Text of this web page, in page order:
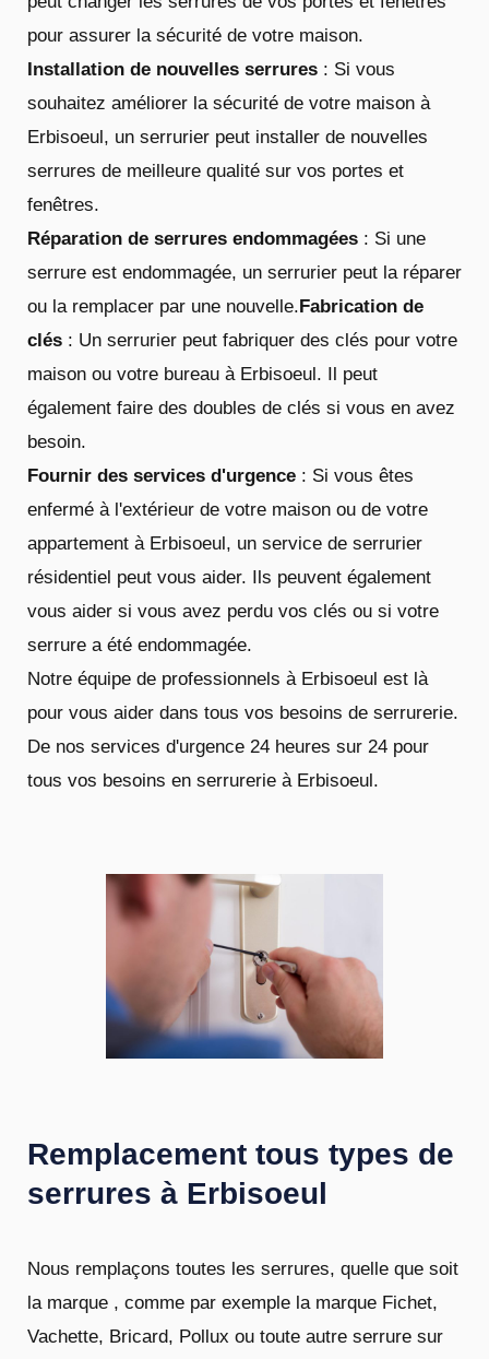
pour assurer la sécurité de votre maison.
Installation de nouvelles serrures : Si vous
souhaitez améliorer la sécurité de votre maison à
Erbisoeul, un serrurier peut installer de nouvelles
serrures de meilleure qualité sur vos portes et
fenêtres.
Réparation de serrures endommagées : Si une
serrure est endommagée, un serrurier peut la réparer
ou la remplacer par une nouvelle.Fabrication de
clés : Un serrurier peut fabriquer des clés pour votre
maison ou votre bureau à Erbisoeul. Il peut
également faire des doubles de clés si vous en avez
besoin.
Fournir des services d'urgence : Si vous êtes
enfermé à l'extérieur de votre maison ou de votre
appartement à Erbisoeul, un service de serrurier
résidentiel peut vous aider. Ils peuvent également
vous aider si vous avez perdu vos clés ou si votre
serrure a été endommagée.
Notre équipe de professionnels à Erbisoeul est là
pour vous aider dans tous vos besoins de serrurerie.
De nos services d'urgence 24 heures sur 24 pour
tous vos besoins en serrurerie à Erbisoeul.
Remplacement tous types de
serrures à Erbisoeul
Nous remplaçons toutes les serrures, quelle que soit
la marque , comme par exemple la marque Fichet,
Vachette, Bricard, Pollux ou toute autre serrure sur